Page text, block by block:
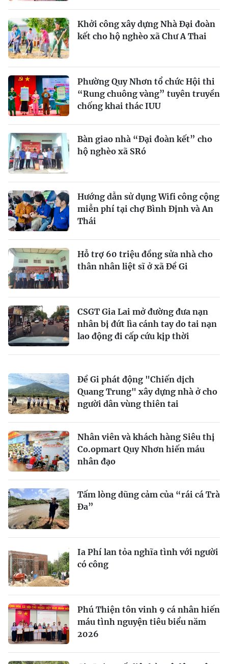
Khởi công xây dựng Nhà Đại đoàn
kết cho hộ nghèo xã Chư A Thai
Phường Quy Nhơn tổ chức Hội thi
“Rung chuông vàng” tuyên truyền
chống khai thác IUU
Bàn giao nhà “Đại đoàn kết” cho
hộ nghèo xã SRó
Hướng dẫn sử dụng Wifi công cộng
miễn phí tại chợ Bình Định và An
Thái
Hỗ trợ 60 triệu đồng sửa nhà cho
thân nhân liệt sĩ ở xã Đề Gi
CSGT Gia Lai mở đường đưa nạn
nhân bị đứt lìa cánh tay do tai nạn
lao động đi cấp cứu kịp thời
Đề Gi phát động "Chiến dịch
Quang Trung" xây dựng nhà ở cho
người dân vùng thiên tai
Nhân viên và khách hàng Siêu thị
Co.opmart Quy Nhơn hiến máu
nhân đạo
Tấm lòng dũng cảm của “rái cá Trà
Đa”
Ia Phí lan tỏa nghĩa tình với người
có công
Phú Thiện tôn vinh 9 cá nhân hiến
máu tình nguyện tiêu biểu năm
2026